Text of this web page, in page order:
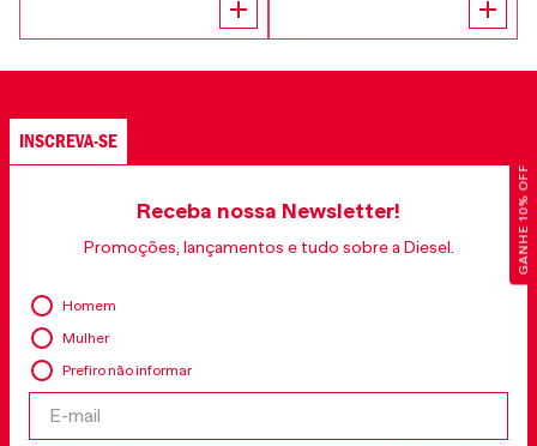
GANHE 10% OFF
INSCREVA-SE
Receba nossa Newsletter!
Promoções, lançamentos e tudo sobre a Diesel.
Homem
Mulher
Prefiro não informar